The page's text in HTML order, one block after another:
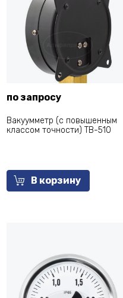
по запросу
Вакуумметр (с повышенным
классом точности) ТВ-510
В корзину